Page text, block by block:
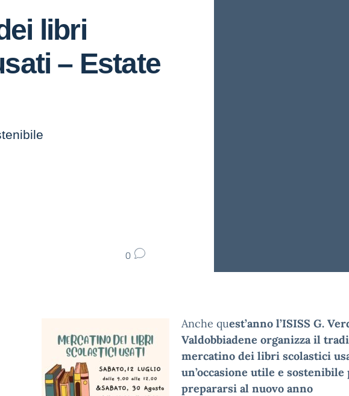
libri
– Estate
0
Anche quest’anno l’ISISS G.
Valdobbiadene organizza il
mercatino dei libri scolastici
un’occasione utile e sostenibile
prepararsi al nuovo anno